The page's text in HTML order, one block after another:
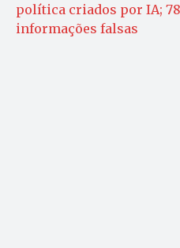
política criados por IA;
informações falsas